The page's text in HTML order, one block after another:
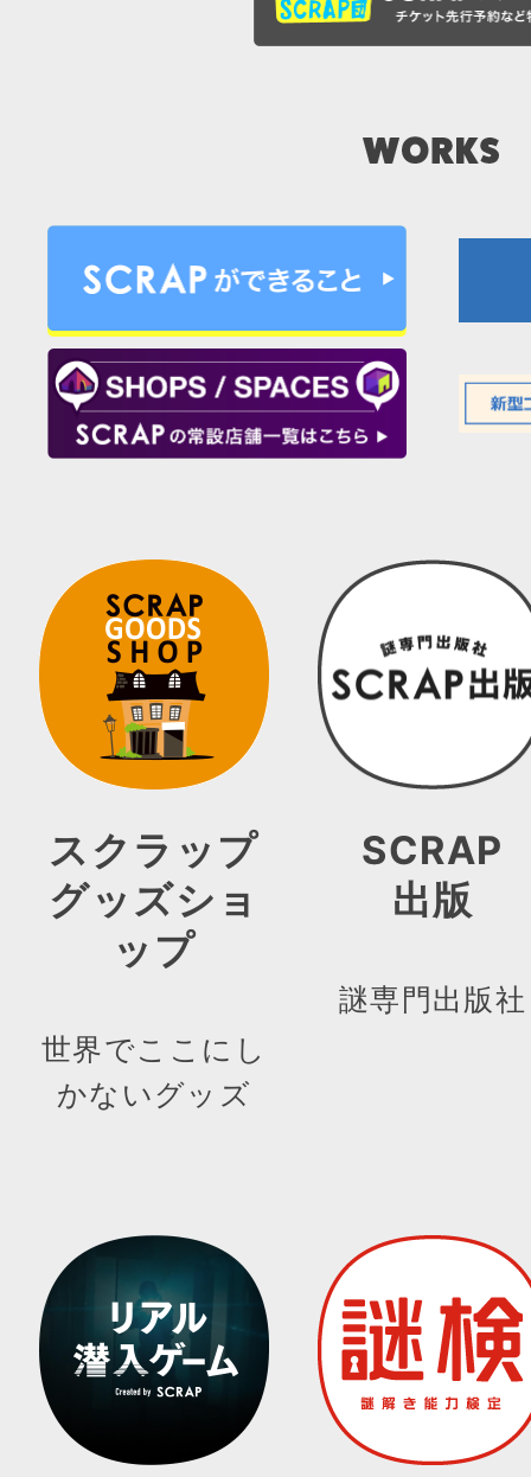
スクラップ
グッズショ
ップ
世界でここにし
かないグッズ
SCRAP
出版
謎専門出版社